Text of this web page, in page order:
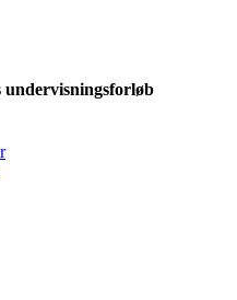
undervisningsforløb